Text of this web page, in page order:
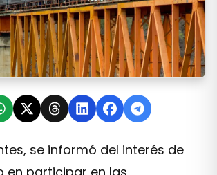
minería y transporte en una sola
se informó del interés de